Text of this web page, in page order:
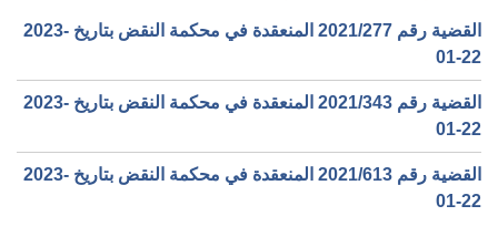
القضية رقم ‎277‏/‎2021‏ المنعقدة في محكمة النقض بتاريخ ‎2023-
01-22‏
القضية رقم ‎343‏/‎2021‏ المنعقدة في محكمة النقض بتاريخ ‎2023-
01-22‏
القضية رقم ‎613‏/‎2021‏ المنعقدة في محكمة النقض بتاريخ ‎2023-
01-22‏